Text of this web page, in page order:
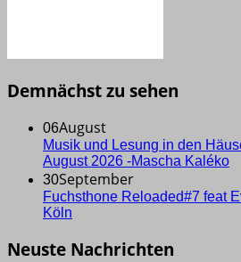
Demnächst zu sehen
06August
Musik und Lesung in den
August 2026 -Mascha Kaléko
30September
Fuchsthone Reloaded#7 feat
Köln
Neuste Nachrichten